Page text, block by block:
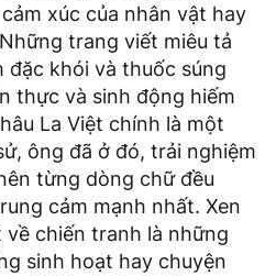
xúc của nhân vật hay
trang viết miêu tả
đặc khói và thuốc súng
thực và sinh động hiếm
La Việt chính là một
ông đã ở đó, trải nghiệm
từng dòng chữ đều
cảm mạnh nhất. Xen
chiến tranh là những
sinh hoạt hay chuyện